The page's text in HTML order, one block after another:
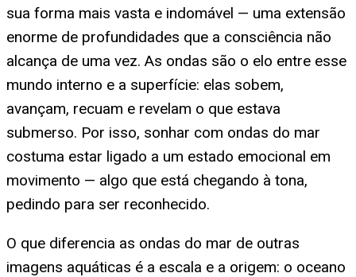
sua forma mais vasta e indomável — uma extensão
enorme de profundidades que a consciência não
alcança de uma vez. As ondas são o elo entre esse
mundo interno e a superfície: elas sobem,
avançam, recuam e revelam o que estava
submerso. Por isso, sonhar com ondas do mar
costuma estar ligado a um estado emocional em
movimento — algo que está chegando à tona,
pedindo para ser reconhecido.
O que diferencia as ondas do mar de outras
imagens aquáticas é a escala e a origem: o oceano